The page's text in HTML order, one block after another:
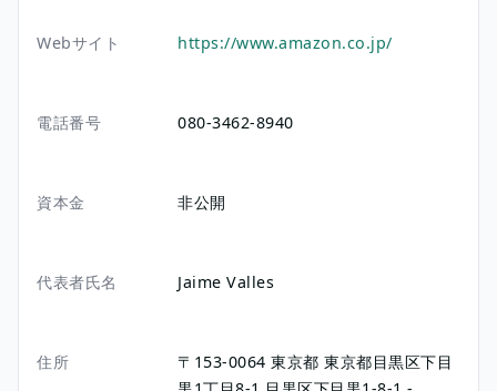
Webサイト https://www.amazon.co.jp/
電話番号 080-3462-8940
資本金 非公開
代表者氏名 Jaime Valles
住所 〒153-0064東京都東京都目黒区下目